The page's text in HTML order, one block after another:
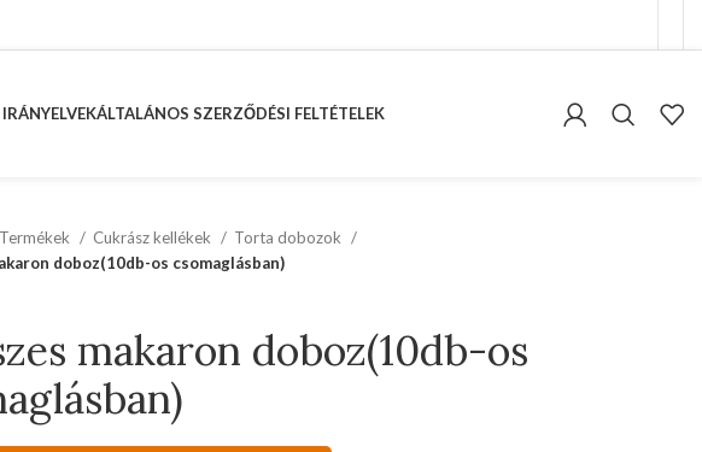
ÁLTALÁNOS SZERZŐDÉSI FELTÉTELEK
Termékek Cukrász kellékek
Torta dobozok
doboz(10db-os csomaglásban)
makaron doboz(10db-os